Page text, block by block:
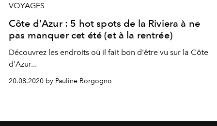
VOYAGES
Côte d'Azur : 5 hot spots de la Riviera à ne
pas manquer cet été (et à la rentrée)
Découvrez les endroits où il fait bon d'être vu sur la Côte
d'Azur...
20.08.2020 by Pauline Borgogno